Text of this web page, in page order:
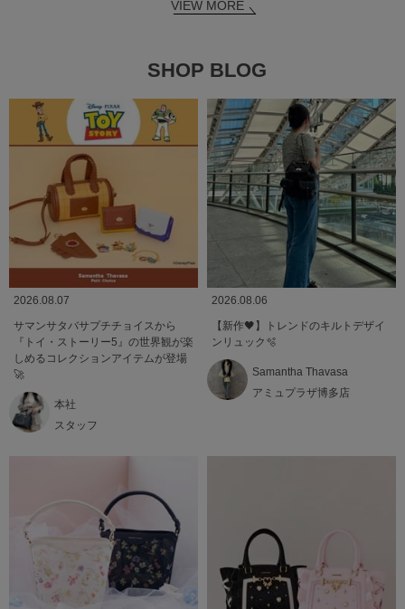
VIEW MORE
SHOP BLOG
2026.08.07
サマンサタバサプチチョイスから
『トイ・ストーリー5』の世界観が楽
しめるコレクションアイテムが登場
🚀
本社
スタッフ
2026.08.06
【新作🖤】トレンドのキルトデザイ
ンリュック🫧
Samantha Thavasa
アミュプラザ博多店